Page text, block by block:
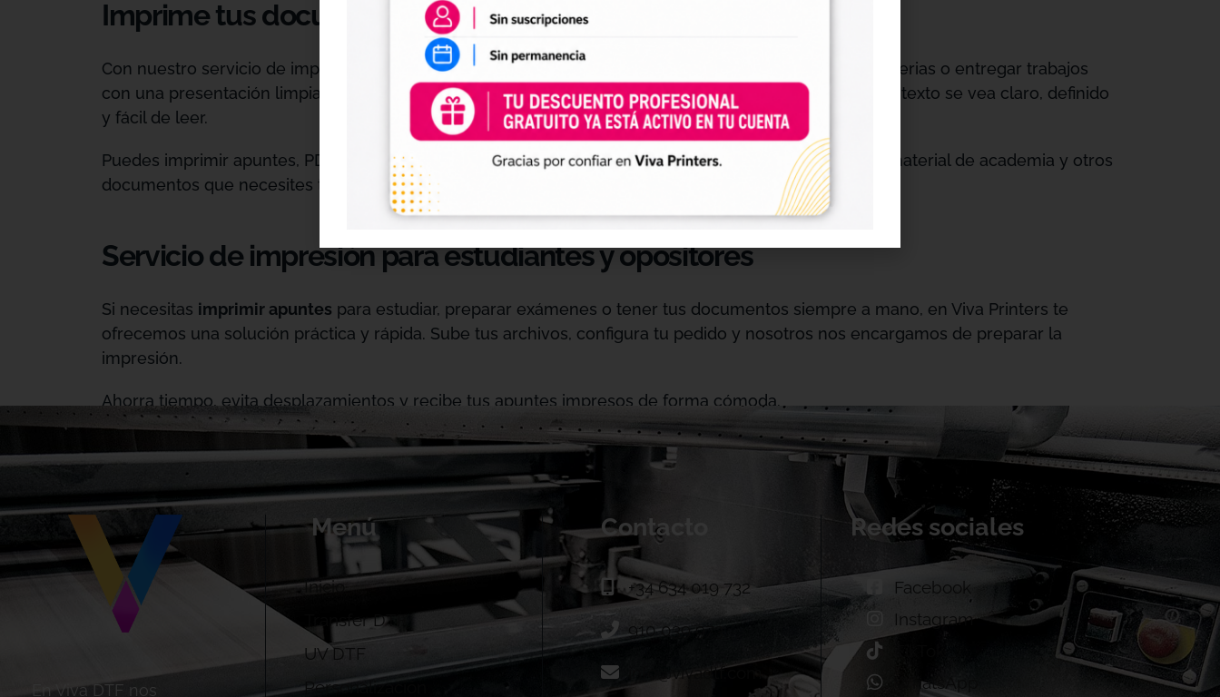
Imprime tus documentos y apuntes desde casa
Con nuestro servicio de impresión, puedes preparar tus apuntes para estudiar mejor, organizar tus materias o entregar trabajos
con una presentación limpia y profesional. Imprimimos tus documentos con buena calidad para que el texto se vea claro, definido
y fácil de leer.
Puedes imprimir apuntes, PDFs, temarios, dossiers, ejercicios, presentaciones, trabajos universitarios, material de academia y otros
documentos que necesites tener en papel.
Servicio de impresión para estudiantes y opositores
Si necesitas imprimir apuntes para estudiar, preparar exámenes o tener tus documentos siempre a mano, en Viva Printers te
ofrecemos una solución práctica y rápida. Sube tus archivos, configura tu pedido y nosotros nos encargamos de preparar la
impresión.
Ahorra tiempo, evita desplazamientos y recibe tus apuntes impresos de forma cómoda.
En Viva DTF nos
Menú
Inicio
Transfer DTF
UV DTF
Personalización
Contacto
+34 634 019 732
910 039 973
info@vivadtf.com
Redes sociales
Facebook
Instagram
WhatsApp